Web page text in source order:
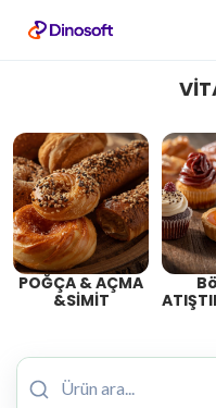
POĞÇA & AÇMA
&SİMİT